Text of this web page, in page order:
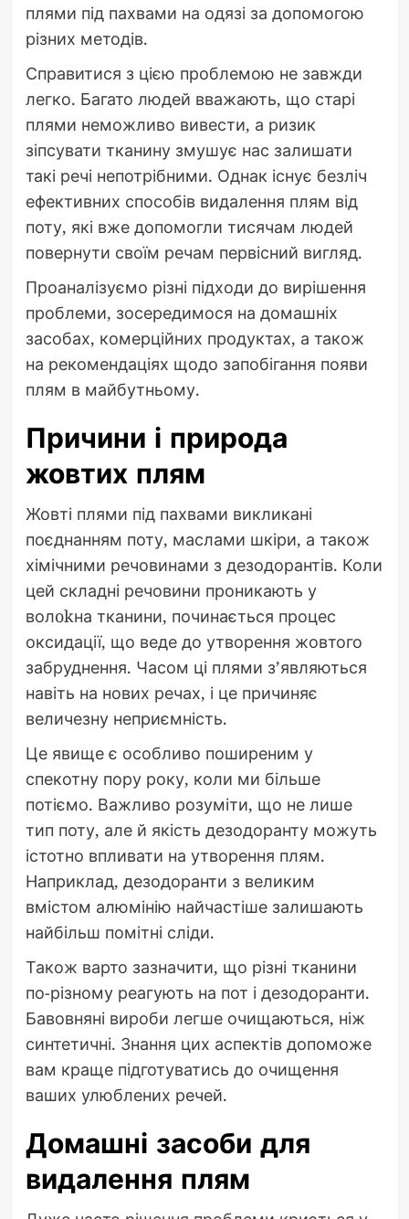
плями під пахвами на одязі за допомогою
різних методів.
Справитися з цією проблемою не завжди
легко. Багато людей вважають, що старі
плями неможливо вивести, а ризик
зіпсувати тканину змушує нас залишати
такі речі непотрібними. Однак існує безліч
ефективних способів видалення плям від
поту, які вже допомогли тисячам людей
повернути своїм речам первісний вигляд.
Проаналізуємо різні підходи до вирішення
проблеми, зосередимося на домашніх
засобах, комерційних продуктах, а також
на рекомендаціях щодо запобігання появи
плям в майбутньому.
Причини і природа
жовтих плям
Жовті плями під пахвами викликані
поєднанням поту, маслами шкіри, а також
хімічними речовинами з дезодорантів. Коли
цей складні речовини проникають у
волokна тканини, починається процес
оксидації, що веде до утворення жовтого
забруднення. Часом ці плями з’являються
навіть на нових речах, і це причиняє
величезну неприємність.
Це явище є особливо поширеним у
спекотну пору року, коли ми більше
потіємо. Важливо розуміти, що не лише
тип поту, але й якість дезодоранту можуть
істотно впливати на утворення плям.
Наприклад, дезодоранти з великим
вмістом алюмінію найчастіше залишають
найбільш помітні сліди.
Також варто зазначити, що різні тканини
по-різному реагують на пот і дезодоранти.
Бавовняні вироби легше очищаються, ніж
синтетичні. Знання цих аспектів допоможе
вам краще підготуватись до очищення
ваших улюблених речей.
Домашні засоби для
видалення плям